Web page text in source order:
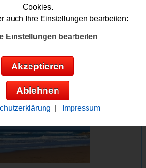
Cookies.
auch Ihre Einstellungen bearbeiten:
Einstellungen bearbeiten
Akzeptieren
Ablehnen
Impressum